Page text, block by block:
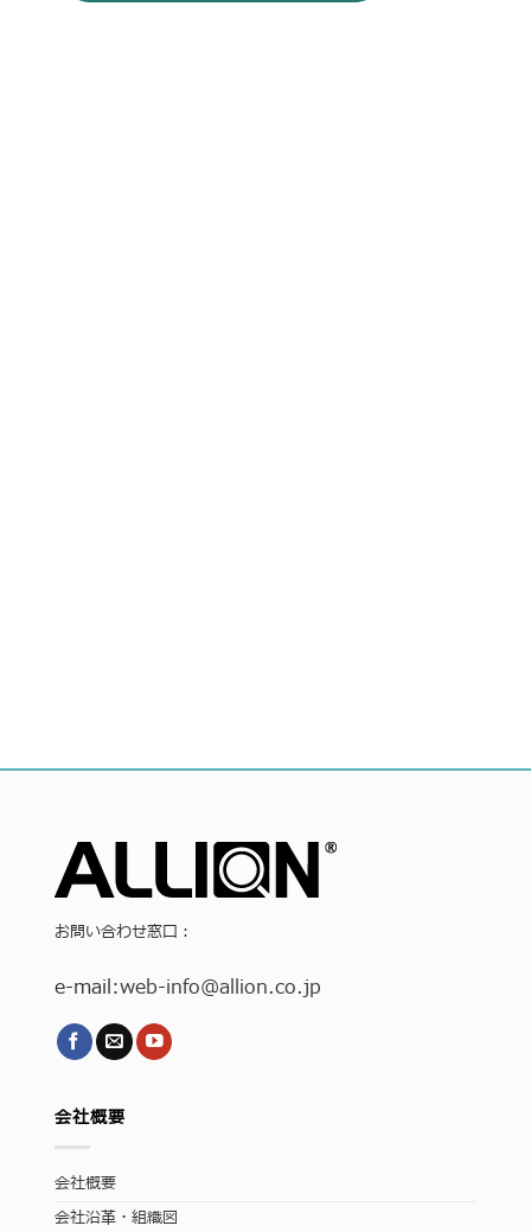
お問い合わせ窓口：
e-mail:web-info@allion.co.jp
会社概要
会社概要
会社沿革・組織図